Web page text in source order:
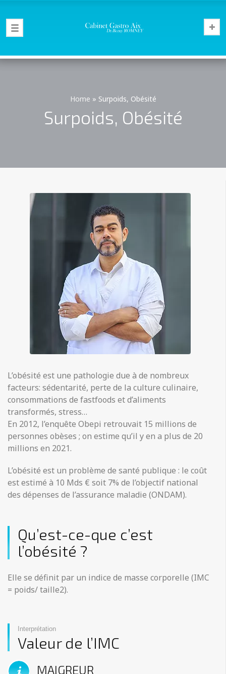
Home » Surpoids, Obésité
Surpoids, Obésité
L’obésité est une pathologie due à de nombreux
facteurs: sédentarité, perte de la culture culinaire,
consommations de fastfoods et d’aliments
transformés, stress…
En 2012, l’enquête Obepi retrouvait 15 millions de
personnes obèses ; on estime qu’il y en a plus de 20
millions en 2021.
L’obésité est un problème de santé publique : le coût
est estimé à 10 Mds € soit 7% de l’objectif national
des dépenses de l’assurance maladie (ONDAM).
Qu’est-ce-que c’est
l’obésité ?
​Elle se définit par un indice de masse corporelle (IMC
= poids/ taille2).
Interprétation
Valeur de l’IMC
MAIGREUR